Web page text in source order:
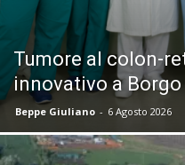
Tumore al colon-
innovativo a Borgo
Beppe Giuliano - 6 Agosto 2026